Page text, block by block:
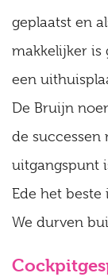
geplaatst en
makkelijker is
een
De Bruijn
de successen
uitgangspunt
Ede het beste
We durven